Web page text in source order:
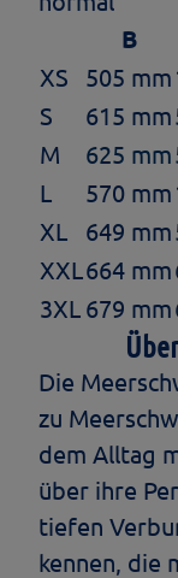
B
XS 505 mm
S
615 mm
M
625 mm
L
570 mm
XL
649 mm
XXL664 mm
3XL 679 mm
Die
zu
dem Alltag
über ihre
tiefen
kennen, die